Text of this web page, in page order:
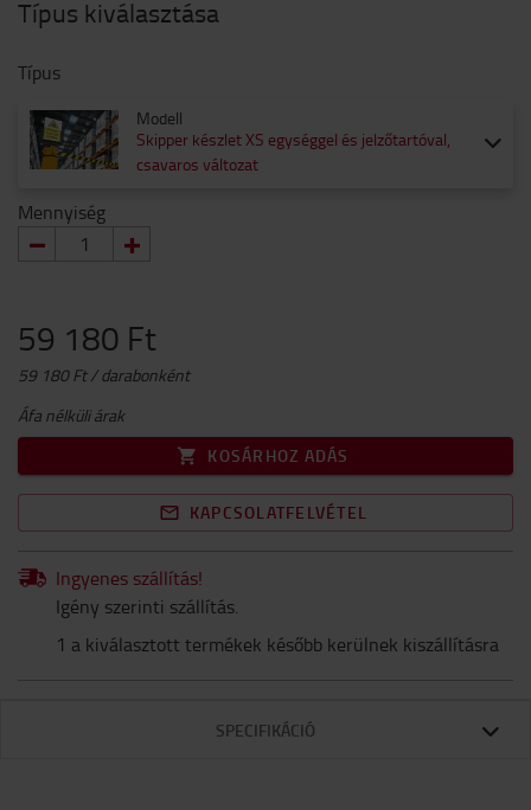
Típus kiválasztása
Típus
Modell
Skipper készlet XS egységgel és jelzőtartóval,
csavaros változat
Mennyiség
59 180 Ft
59 180 Ft / darabonként
Áfa nélküli árak
KOSÁRHOZ ADÁS
KAPCSOLATFELVÉTEL
Ingyenes szállítás!
Igény szerinti szállítás.
1 a kiválasztott termékek később kerülnek kiszállításra
SPECIFIKÁCIÓ